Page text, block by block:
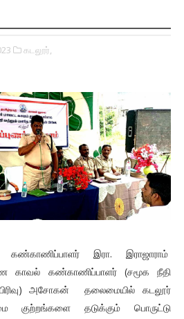
கடலூர்,
இரா. இராஜாராம்
காவல் கண்காணிப்பாளர் (சமூக நீதி
அசோகன் தலைமையில் கடலூர்
குற்றங்களை தடுக்கும் பொருட்டு